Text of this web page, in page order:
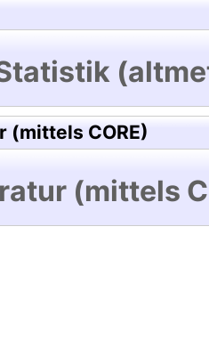
(mittels CORE)
(mittels